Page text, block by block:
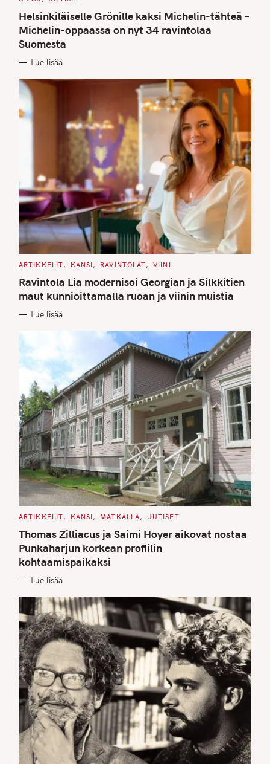
T
E
G
O
R
I
S
Helsinkiläiselle Grönille kaksi Michelin-tähteä –
Michelin-oppaassa on nyt 34 ravintolaa
Suomesta
Lue lisää
C
T
E
G
O
I
ARTIKKELIT KANSI RAVINTOLAT VIINI
Ravintola Lia modernisoi Georgian ja Silkkitien
maut kunnioittamalla ruoan ja viinin muistia
Lue lisää
C
T
E
G
O
R
I
S
ARTIKKELIT KANSI MATKALLA UUTISET
Thomas Zilliacus ja Saimi Hoyer aikovat nostaa
Punkaharjun korkean profiilin
kohtaamispaikaksi
Lue lisää